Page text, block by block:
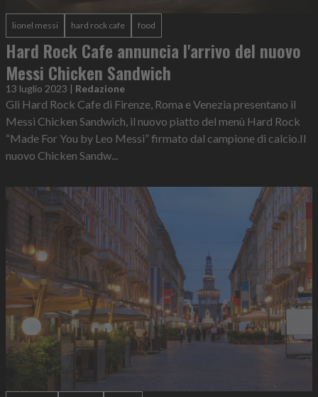
lionel messi hard rock cafe food
Hard Rock Cafe annuncia l'arrivo del nuovo
Messi Chicken Sandwich
13 luglio 2023 | Redazione
Gli Hard Rock Cafe di Firenze, Roma e Venezia presentano il
Messi Chicken Sandwich, il nuovo piatto del menù Hard Rock
“Made For You by Leo Messi” firmato dal campione di calcio.Il
nuovo Chicken Sandw...